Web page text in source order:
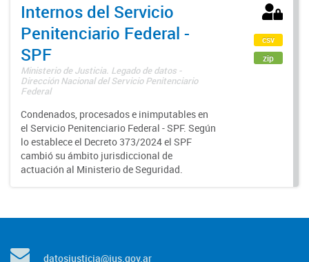
Internos del Servicio
Penitenciario Federal -
SPF
Ministerio de Justicia. Legado de datos -
Dirección Nacional del Servicio Penitenciario
Federal
Condenados, procesados e inimputables en
el Servicio Penitenciario Federal - SPF. Según
lo establece el Decreto 373/2024 el SPF
cambió su ámbito jurisdiccional de
actuación al Ministerio de Seguridad.
csv
zip
datosjusticia@jus.gov.ar